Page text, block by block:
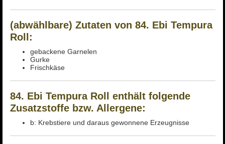
(abwählbare) Zutaten von 84. Ebi Tempura
Roll:
gebackene Garnelen
Gurke
Frischkäse
84. Ebi Tempura Roll enthält folgende
Zusatzstoffe bzw. Allergene:
b: Krebstiere und daraus gewonnene Erzeugnisse